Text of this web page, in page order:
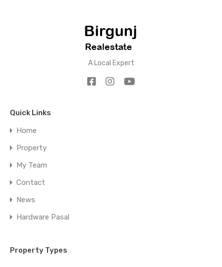
A Local Expert
Quick Links
Home
Property
My Team
Contact
News
Hardware Pasal
Property Types